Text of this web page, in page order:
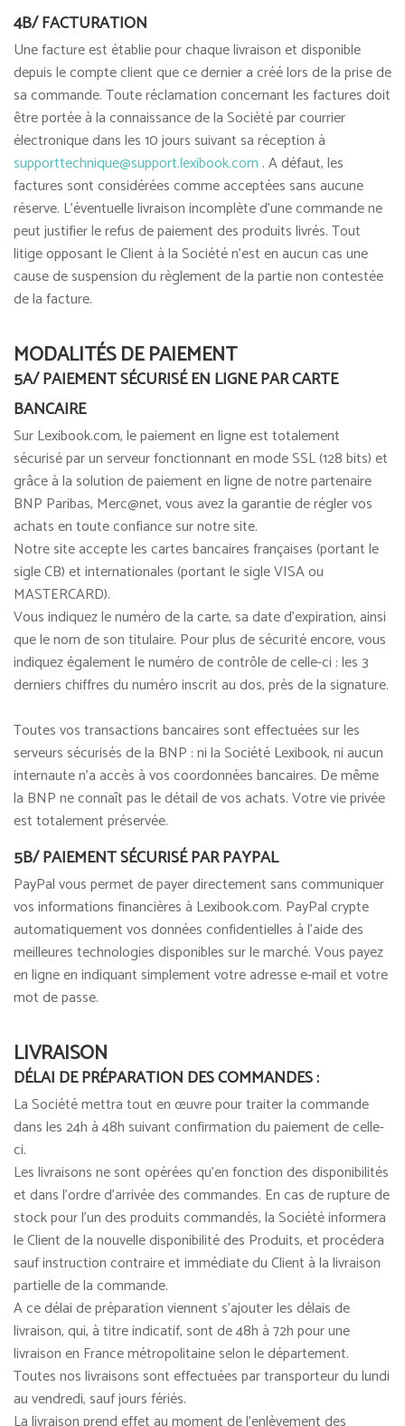
4B/ FACTURATION
Une facture est établie pour chaque livraison et disponible
depuis le compte client que ce dernier a créé lors de la prise de
sa commande. Toute réclamation concernant les factures doit
être portée à la connaissance de la Société par courrier
électronique dans les 10 jours suivant sa réception à
supporttechnique@support.lexibook.com . A défaut, les
factures sont considérées comme acceptées sans aucune
réserve. L'éventuelle livraison incomplète d'une commande ne
peut justifier le refus de paiement des produits livrés. Tout
litige opposant le Client à la Société n'est en aucun cas une
cause de suspension du règlement de la partie non contestée
de la facture.
MODALITÉS DE PAIEMENT
5A/ PAIEMENT SÉCURISÉ EN LIGNE PAR CARTE
BANCAIRE
Sur Lexibook.com, le paiement en ligne est totalement
sécurisé par un serveur fonctionnant en mode SSL (128 bits) et
grâce à la solution de paiement en ligne de notre partenaire
BNP Paribas, Merc@net, vous avez la garantie de régler vos
achats en toute confiance sur notre site.
Notre site accepte les cartes bancaires françaises (portant le
sigle CB) et internationales (portant le sigle VISA ou
MASTERCARD).
Vous indiquez le numéro de la carte, sa date d'expiration, ainsi
que le nom de son titulaire. Pour plus de sécurité encore, vous
indiquez également le numéro de contrôle de celle-ci : les 3
derniers chiffres du numéro inscrit au dos, près de la signature.
Toutes vos transactions bancaires sont effectuées sur les
serveurs sécurisés de la BNP : ni la Société Lexibook, ni aucun
internaute n'a accès à vos coordonnées bancaires. De même
la BNP ne connaît pas le détail de vos achats. Votre vie privée
est totalement préservée.
5B/ PAIEMENT SÉCURISÉ PAR PAYPAL
PayPal vous permet de payer directement sans communiquer
vos informations financières à Lexibook.com. PayPal crypte
automatiquement vos données confidentielles à l'aide des
meilleures technologies disponibles sur le marché. Vous payez
en ligne en indiquant simplement votre adresse e-mail et votre
mot de passe.
LIVRAISON
DÉLAI DE PRÉPARATION DES COMMANDES :
La Société mettra tout en œuvre pour traiter la commande
dans les 24h à 48h suivant confirmation du paiement de celle-
ci.
Les livraisons ne sont opérées qu'en fonction des disponibilités
et dans l'ordre d'arrivée des commandes. En cas de rupture de
stock pour l'un des produits commandés, la Société informera
le Client de la nouvelle disponibilité des Produits, et procédera
sauf instruction contraire et immédiate du Client à la livraison
partielle de la commande.
A ce délai de préparation viennent s'ajouter les délais de
livraison, qui, à titre indicatif, sont de 48h à 72h pour une
livraison en France métropolitaine selon le département.
Toutes nos livraisons sont effectuées par transporteur du lundi
au vendredi, sauf jours fériés.